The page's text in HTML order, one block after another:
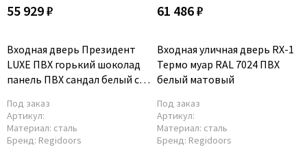
55 929 ₽
Входная дверь Президент
LUXE ПВХ горький шоколад
панель ПВХ сандал белый с
Под заказ
Артикул:
Материал: сталь
Бренд: Regidoors
61 486 ₽
Входная уличная дверь RX-1
Термо муар RAL 7024 ПВХ
белый матовый
Под заказ
Артикул:
Материал: сталь
Бренд: Regidoors